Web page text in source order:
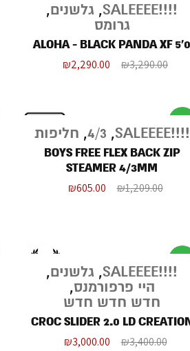
!!!!SALEEEE
, גלשנים,
גרומס
ALOHA - BLACK PANDA XF 5'0
₪3,290.00
₪2,290.00
!!!!SALEEEE
,
4/3
, חליפות
BOYS FREE FLEX BACK ZIP
STEAMER 4/3MM
₪1,209.00
₪605.00
!!!!SALEEEE
, גלשנים,
היי פרפורמנס,
חדש חדש חדש
CROC SLIDER 2.0 LD
₪3,400.00
₪3,000.00